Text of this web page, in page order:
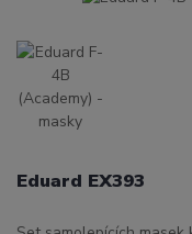
Eduard EX393